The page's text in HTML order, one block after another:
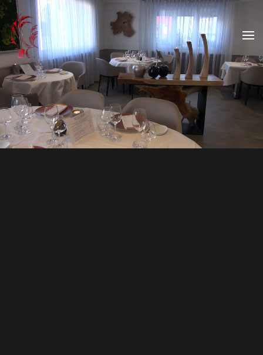
Skip to main content